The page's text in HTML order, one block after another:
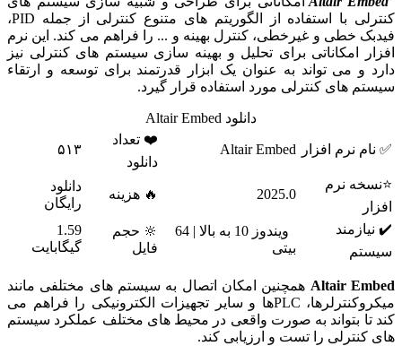
کنترلی با استفاده از الگوریتم های متنوع کنترلی از جمله PID،
فیدبک خطی و غیرخطی، کنترل بهینه و ... را فراهم می کند. این نرم
افزار امکاناتی برای تحلیل و بهینه سازی سیستم های کنترلی نیز
دارد و می تواند به عنوان یک ابزار قدرتمند برای توسعه و ارتقاء
سیستم های کنترلی مورد استفاده قرار گیرد.
دانلود Altair Embed
✅ نام نرم افزار Altair Embed
❤️ تعداد
دانلود
۵۱۳
⭐نسخه نرم
افزار
2025.0 🔥 هزینه
دانلود
رایگان
✔️ نیازمند
سیستم
ویندوز 10 به بالا | 64
بیتی
🔆 حجم
فایل
1.59
گیگابایت
Altair Embed همچنین امکان اتصال به سیستم های مختلفی مانند
میکروکنترلرها، PLCها و سایر تجهیزات الکترونیکی را فراهم می
کند تا بتواند به صورت واقعی در محیط های مختلف عملکرد سیستم
های کنترلی را تست و ارزیابی کند.